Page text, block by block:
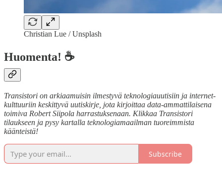
Christian Lue / Unsplash
Huomenta! ☕
Transistori on arkiaamuisin ilmestyvä teknologiauutisiin ja internet-
kulttuuriin keskittyvä uutiskirje, jota kirjoittaa data-ammattilaisena
toimiva Robert Siipola harrastuksenaan. Klikkaa Transistori
tilaukseen ja pysy kartalla teknologiamaailman tuoreimmista
käänteistä!
Subscribe